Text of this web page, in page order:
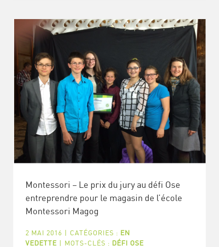
Montessori – Le prix du jury au défi Ose
entreprendre pour le magasin de l’école
Montessori Magog
2 MAI 2016 | CATÉGORIES : EN
VEDETTE | MOTS-CLÉS : DÉFI OSE